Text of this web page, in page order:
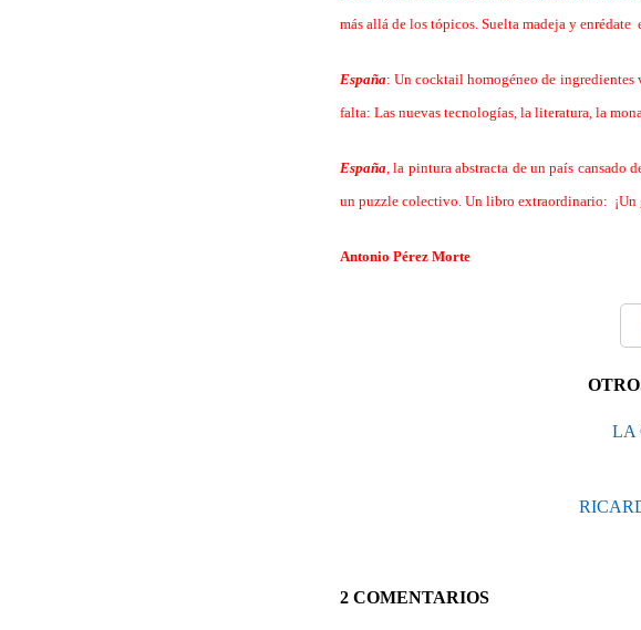
más allá de los tópicos. Suelta madeja y enrédate
España: Un cocktail homogéneo de
falta: Las nuevas tecnologías, la literatura, la
España , la pintura abstracta de un país cansado
un puzzle colectivo. Un libro extraordinario: ¡Un
Antonio Pérez Morte
LA
2 COMENTARIOS